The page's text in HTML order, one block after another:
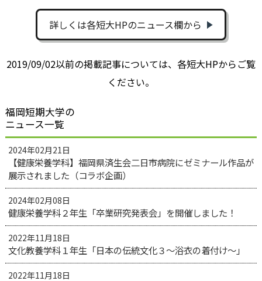
詳しくは各短大HPのニュース欄から
2019/09/02以前の掲載記事については、各短大HPからご覧
ください。
福岡短期大学の
ニュース一覧
2024年02月21日
【健康栄養学科】福岡県済生会二日市病院にゼミナール作品が
展示されました（コラボ企画）
2024年02月08日
健康栄養学科２年生「卒業研究発表会」を開催しました！
2022年11月18日
文化教養学科１年生「日本の伝統文化３～浴衣の着付け～」
2022年11月18日